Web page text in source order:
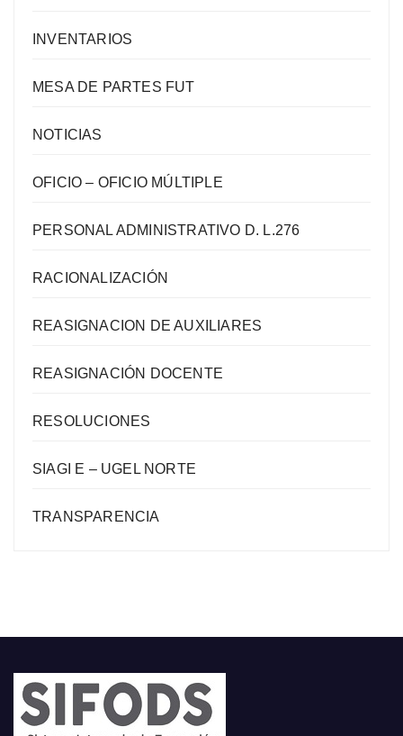
INVENTARIOS
MESA DE PARTES FUT
NOTICIAS
OFICIO – OFICIO MÚLTIPLE
PERSONAL ADMINISTRATIVO D. L.276
RACIONALIZACIÓN
REASIGNACION DE AUXILIARES
REASIGNACIÓN DOCENTE
RESOLUCIONES
SIAGI E – UGEL NORTE
TRANSPARENCIA